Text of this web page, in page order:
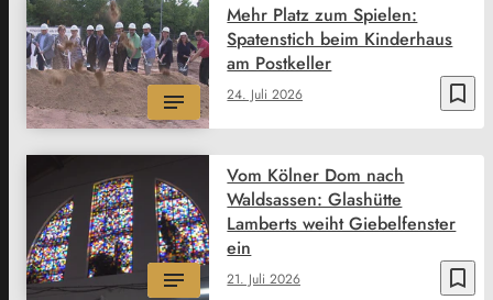
bookmark_border
24. Juli 2026
Mehr Platz zum Spielen:
Spatenstich beim Kinderhaus
am Postkeller
bookmark_border
21. Juli 2026
Vom Kölner Dom nach
Waldsassen: Glashütte
Lamberts weiht Giebelfenster
ein